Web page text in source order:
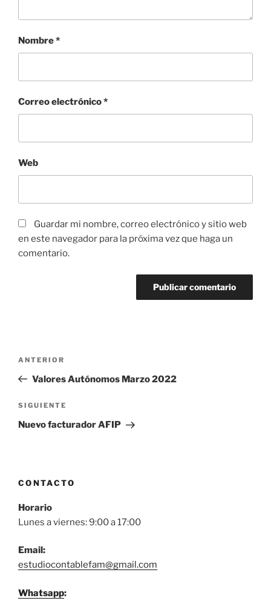
Nombre*
Correo electrónico*
Web
Guardar mi nombre, correo electrónico y sitio web
en este navegador para la próxima vez que haga un
comentario.
Navegación
entradas
Entrada
anterior
ANTERIOR
Valores Autónomos Marzo 2022
Siguiente
entrada
SIGUIENTE
Nuevo facturador AFIP
CONTACTO
Horario
Lunes a viernes: 9:00 a 17:00
Email:
estudiocontablefam@gmail.com
Whatsapp: